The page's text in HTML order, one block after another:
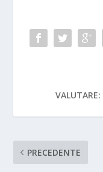
VALUTARE:
PRECEDENTE